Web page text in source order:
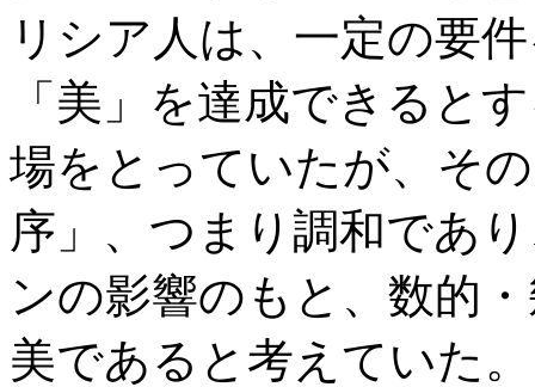
リシア人は、一定の要
「美」を達成できると
場をとっていたが、そ
序」、つまり調和であ
ンの影響のもと、数的
美であると考えていた